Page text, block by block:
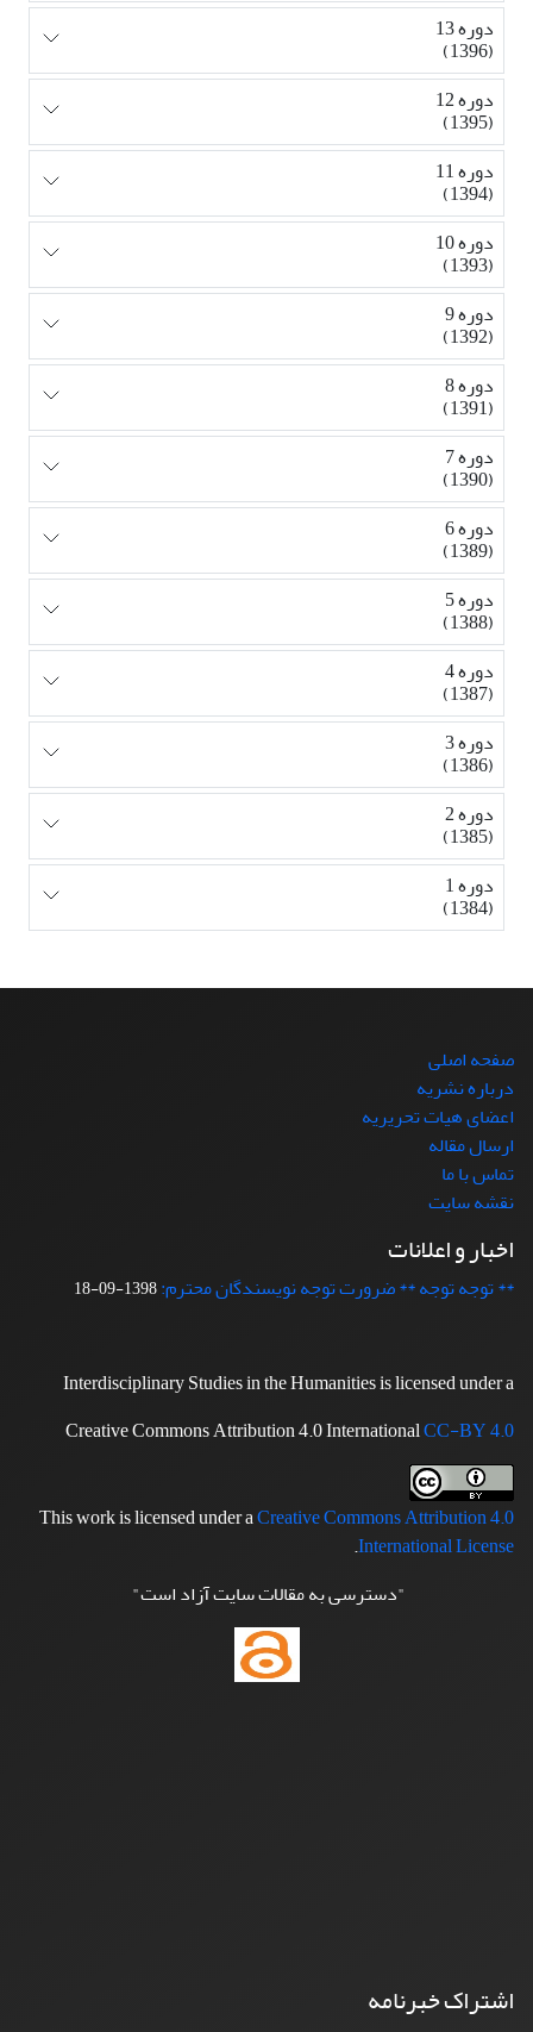
دوره 13
(1396)
دوره 12
(1395)
دوره 11
(1394)
دوره 10
(1393)
دوره 9
(1392)
دوره 8
(1391)
دوره 7
(1390)
دوره 6
(1389)
دوره 5
(1388)
دوره 4
(1387)
دوره 3
(1386)
دوره 2
(1385)
دوره 1
(1384)
صفحه اصلی
درباره نشریه
اعضای هیات تحریریه
ارسال مقاله
تماس با ما
نقشه سایت
اخبار و اعلانات
** توجه توجه ** ضرورت توجه نویسندگان محترم:1398-09-18
Interdisciplinary Studies in the Humanities is licensed under a
Creative Commons Attribution 4.0 InternationalCC-BY 4.0
This work is licensed under aCreative Commons Attribution 4.0
International License
.
"دسترسی به مقالات سایت آزاد است"
اشتراک خبرنامه